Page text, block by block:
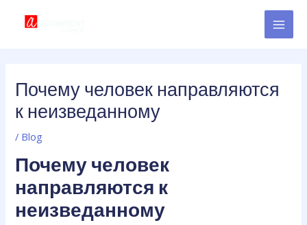
Почему человек направляются
к неизведанному
/ Blog
Почему человек
направляются к
неизведанному